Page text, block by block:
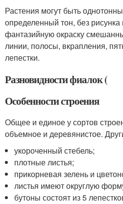
Растения могут быть
определенный тон, без
фантазийную окраску
линии, полосы, вкрапления,
лепестки.
Разновидности фиалок (
Особенности строения
Общее и единое у сортов
объемное и деревянистое.
укороченный стебель;
плотные листья;
прикорневая зелень и
листья имеют округлую
бутоны состоят из 5